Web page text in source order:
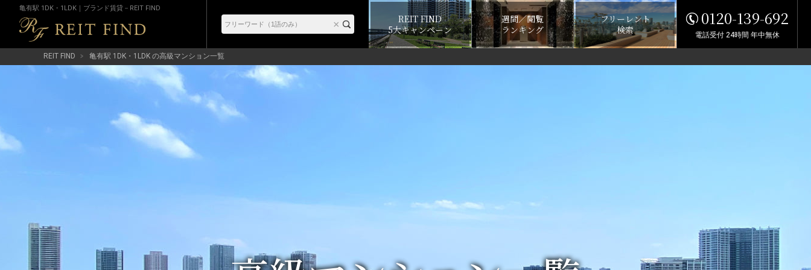
亀有駅 1DK・1LDK｜ブランド賃貸－REIT FIND
REIT FIND
5大キャンペーン
週間／閲覧
ランキング
フリーレント
検索
0120-139-692
電話受付 24時間 年中無休
REIT FIND 亀有駅 1DK・1LDK の高級マンション一覧